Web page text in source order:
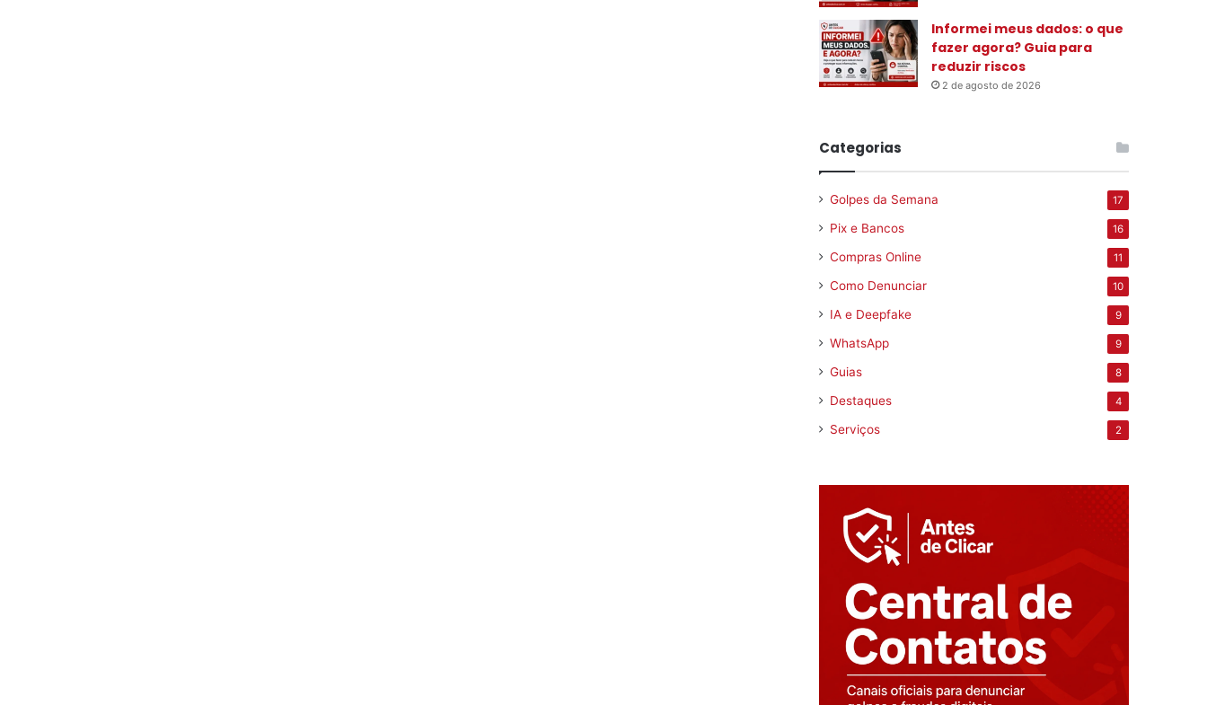
Informei meus dados: o que
fazer agora? Guia para
reduzir riscos
2 de agosto de 2026
Categorias
Golpes da Semana 17
Pix e Bancos 16
Compras Online 11
Como Denunciar 10
IA e Deepfake 9
WhatsApp 9
Guias 8
Destaques 4
Serviços 2